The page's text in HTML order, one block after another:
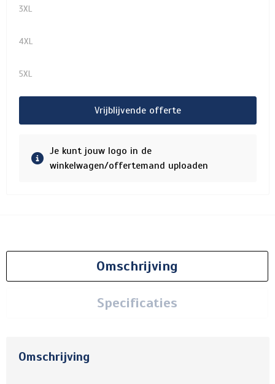
3XL
4XL
5XL
Vrijblijvende offerte
Je kunt jouw logo in de
winkelwagen/offertemand uploaden
Omschrijving
Specificaties
Omschrijving